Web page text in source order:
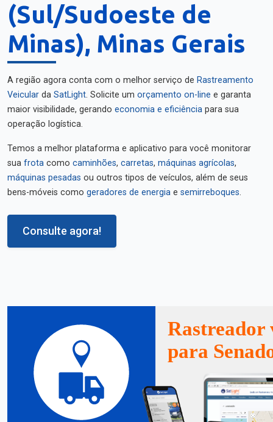
(Sul/Sudoeste de
Minas), Minas Gerais
A região agora conta com o melhor serviço de Rastreamento
Veicular da SatLight. Solicite um orçamento on-line e garanta
maior visibilidade, gerando economia e eficiência para sua
operação logística.
Temos a melhor plataforma e aplicativo para você monitorar
sua frota como caminhões, carretas, máquinas agrícolas,
máquinas pesadas ou outros tipos de veículos, além de seus
bens-móveis como geradores de energia e semirreboques.
Consulte agora!
Rastreador
para